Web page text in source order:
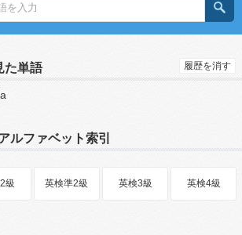
た単語 履歴を消す
ルファベット索引
級 英検準2級 英検3級 英検4級